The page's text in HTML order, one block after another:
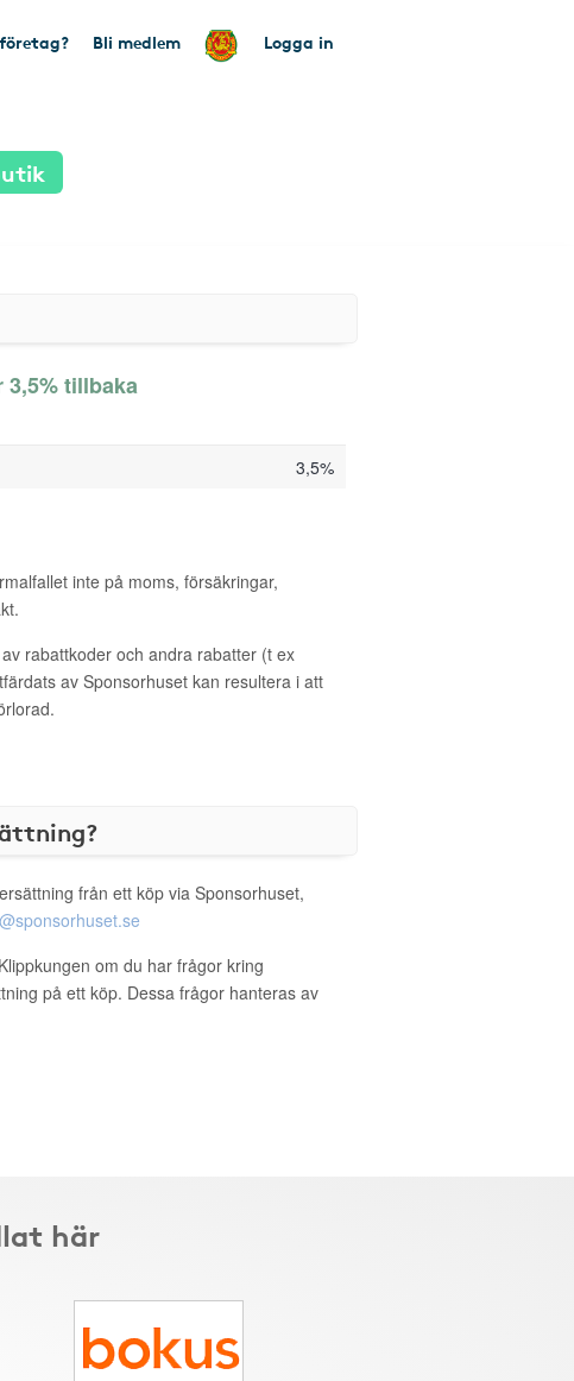
Bli medlem Logga in
tillbaka
3,5%
inte på moms, försäkringar,
rabattkoder och andra rabatter (t ex
av Sponsorhuset kan resultera i att
från ett köp via Sponsorhuset,
om du har frågor kring
på ett köp. Dessa frågor hanteras av
här